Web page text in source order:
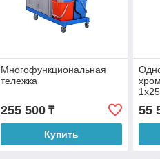
Многофункциональная
тележка
255 500₸
Купить
55